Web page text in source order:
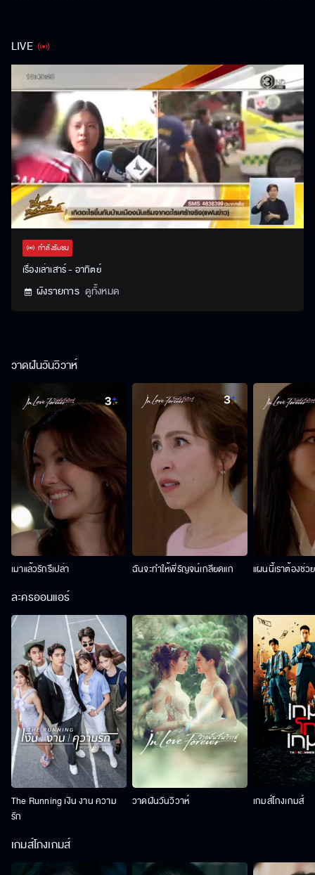
LIVE
UnmuteStream Settings
กำลังรับชม
เรื่องเล่าเสาร์ - อาทิตย์
ผังรายการ ดูทั้งหมด
วาดฝันวันวิวาห์
เมาแล้วรักรึเปล่า ฉันจะทำให้พี่รัญจน์เกลียดแก แผนนี้เราต้องช่ว
ละครออนแอร์
The Running เงิน งาน ความ
รัก
วาดฝันวันวิวาห์ เกมส์โกงเกมส์
เกมส์โกงเกมส์